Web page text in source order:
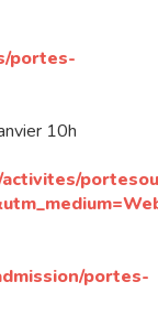
portes-
10h
portes-